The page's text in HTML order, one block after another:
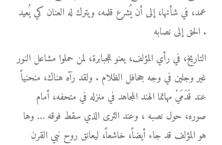
عمد، في شأنها، إلى أن يُشرع قلمه، ويترك له العنان كي يُعيد
الحق إلى نصابه .
التاريخ، في رأي المؤلف، يعنو للجبابرة، لمن حملوا مشاعل النور
غير وجلين في وجه جحافل الظلام . ولقد رآه هناك، منحنياً
عند قَدَمَيْ مهاتما الهند المجاهد في منزله في متحفه، أمام
صوره، حول نصبه ، وعند الثرى الذي سقط فوقه … وها
هو المؤلف قد جاء أيضاً، خاشعاً، ليعانق روح نبي القرن